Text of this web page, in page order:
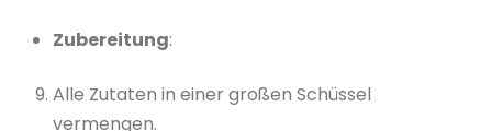
Zubereitung:
Alle Zutaten in einer großen Schüssel
vermengen.